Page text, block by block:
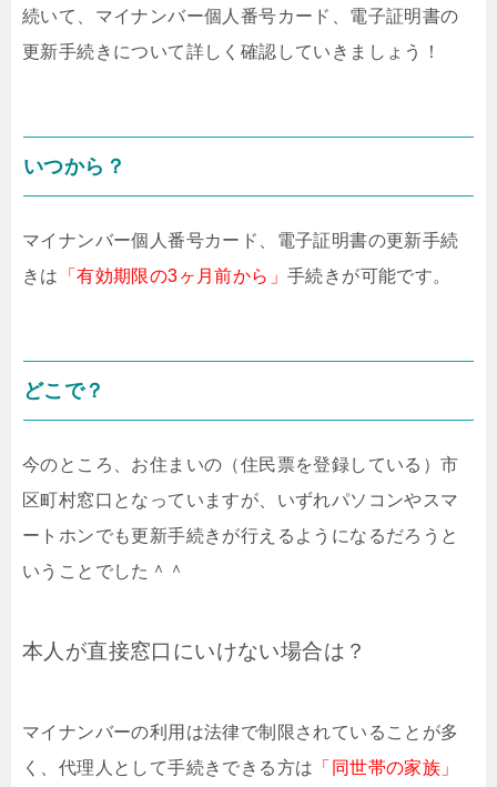
続いて、マイナンバー個人番号カード、電子証明書の
更新手続きについて詳しく確認していきましょう！
いつから？
マイナンバー個人番号カード、電子証明書の更新手続
きは
「有効期限の3ヶ月前から」手続きが可能です。
どこで？
今のところ、お住まいの（住民票を登録している）市
区町村窓口となっていますが、いずれパソコンやスマ
ートホンでも更新手続きが行えるようになるだろうと
いうことでした＾＾
本人が直接窓口にいけない場合は？
マイナンバーの利用は法律で制限されていることが多
く、代理人として手続きできる方は 「同世帯の家族」